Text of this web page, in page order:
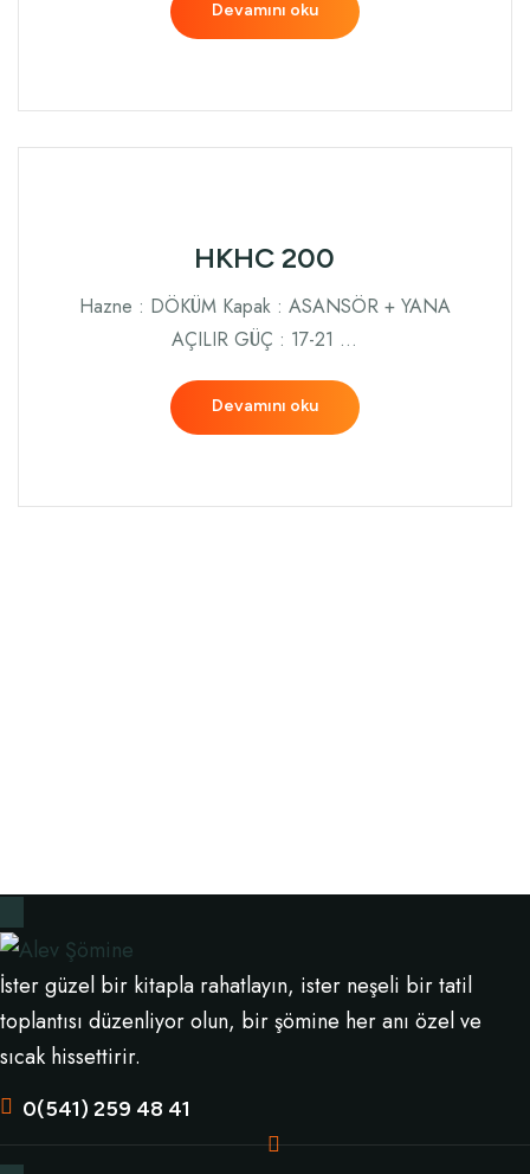
Devamını oku
HKHC 200
Hazne : DÖKÜM Kapak : ASANSÖR + YANA
AÇILIR GÜÇ : 17-21 …
Devamını oku
İster güzel bir kitapla rahatlayın, ister neşeli bir tatil
toplantısı düzenliyor olun, bir şömine her anı özel ve
sıcak hissettirir.
0(541) 259 48 41